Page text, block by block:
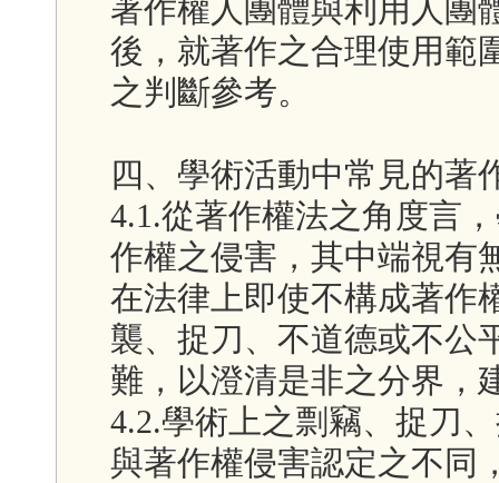
著作權人團體與利用人團
後，就著作之合理使用範
之判斷參考。
四、學術活動中常見的著
4.1.從著作權法之角度言
作權之侵害，其中端視有
在法律上即使不構成著作
襲、捉刀、不道德或不公
難，以澄清是非之分界，
4.2.學術上之剽竊、捉刀
與著作權侵害認定之不同